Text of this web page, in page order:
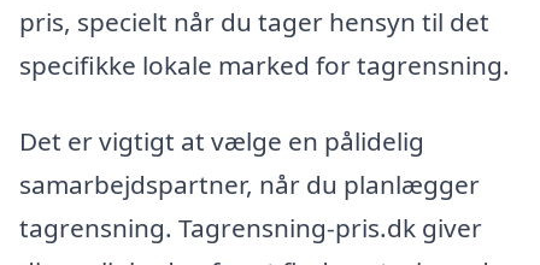
pris, specielt når du tager hensyn til det
specifikke lokale marked for tagrensning.
Det er vigtigt at vælge en pålidelig
samarbejdspartner, når du planlægger
tagrensning. Tagrensning-pris.dk giver